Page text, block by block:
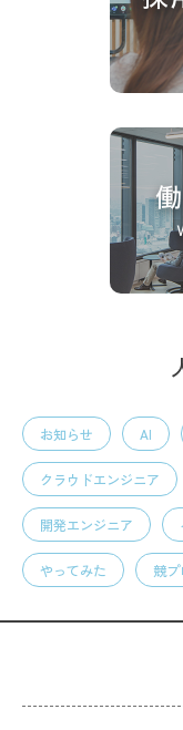
お知らせ AI
クラウドエンジニア
開発エンジニア
やってみた 競プ